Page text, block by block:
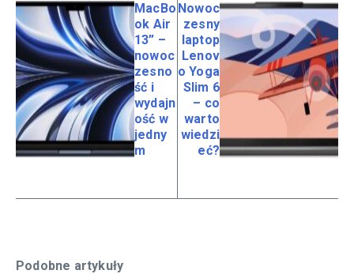
MacBo
ok Air
13” –
nowoc
zesno
ść i
wydajn
ość w
jedny
m
Nowoc
zesny
laptop
Lenov
o Yoga
Slim 6
– co
warto
wiedzi
eć?
Podobne artykuły